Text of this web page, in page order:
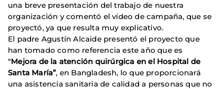
una breve presentación del trabajo de nuestra
organización y comentó el vídeo de campaña, que se
proyectó, ya que resulta muy explicativo.
El padre Agustín Alcaide presentó el proyecto que
han tomado como referencia este año que es
“Mejora de la atención quirúrgica en el Hospital de
Santa María”, en Bangladesh, lo que proporcionará
una asistencia sanitaria de calidad a personas que no